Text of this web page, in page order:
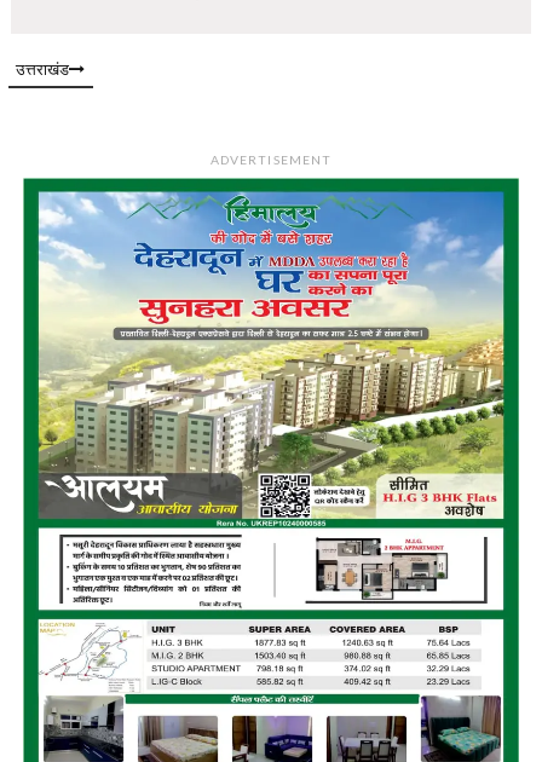
उत्तराखंड
ADVERTISEMENT